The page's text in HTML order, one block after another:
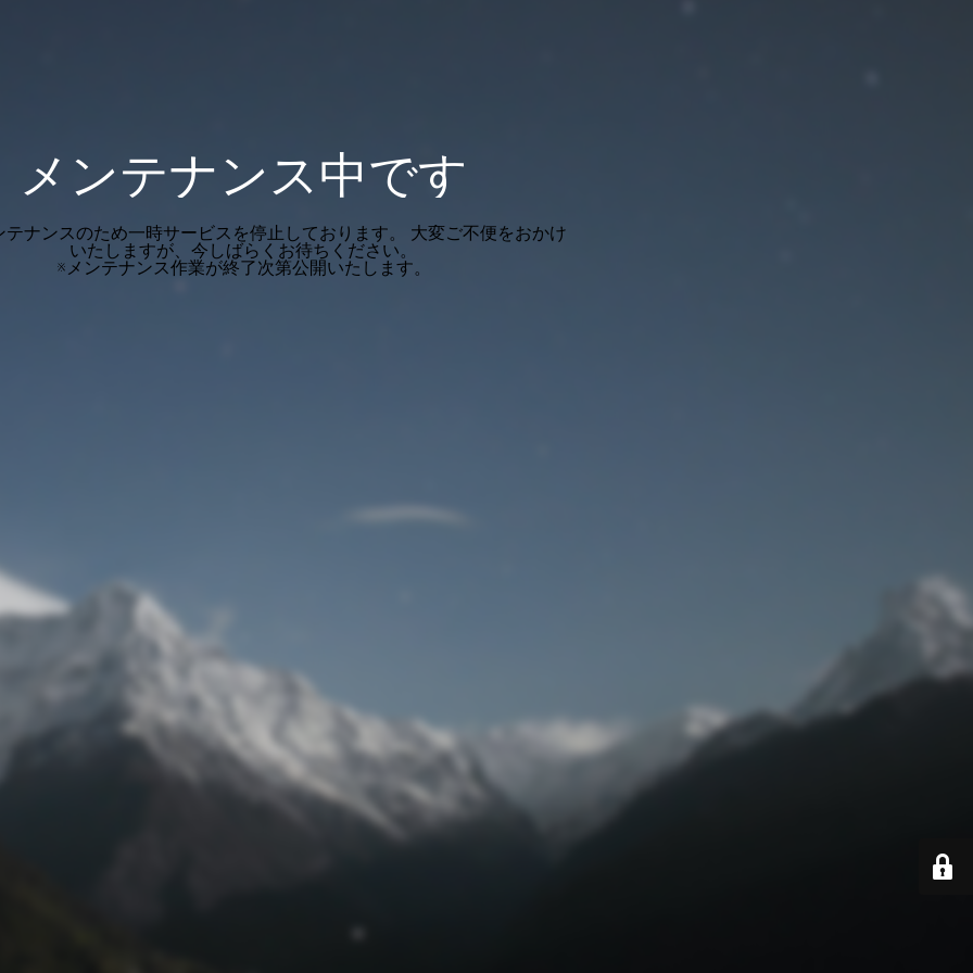
メンテナンス中です
テナンスのため一時サービスを停止しております。 大変ご不便をおかけ
いたしますが、今しばらくお待ちください。
※メンテナンス作業が終了次第公開いたします。